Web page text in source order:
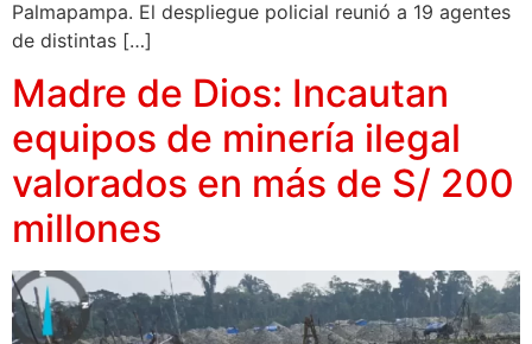
Palmapampa. El despliegue policial reunió a 19 agentes
de distintas […]
Madre de Dios: Incautan
equipos de minería ilegal
valorados en más de S/ 200
millones